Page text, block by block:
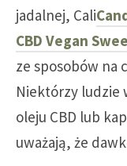
jadalnej, Cali
CBD Vegan
ze sposobów na
Niektórzy ludzie
oleju CBD lub
uważają, że